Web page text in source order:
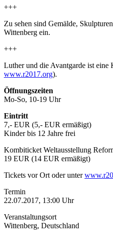
+++
Zu sehen sind Gemälde,
Wittenberg ein.
+++
Luther und die Avantgarde ist
www.r2017.org).
Öffnungszeiten
Mo-So, 10-19 Uhr
Eintritt
7,- EUR (5,- EUR ermäßigt)
Kinder bis 12 Jahre frei
Kombiticket Weltausstellung
19 EUR (14 EUR ermäßigt)
Tickets vor Ort oder unter
Termin
22.07.2017, 13:00 Uhr
Veranstaltungsort
Wittenberg, Deutschland